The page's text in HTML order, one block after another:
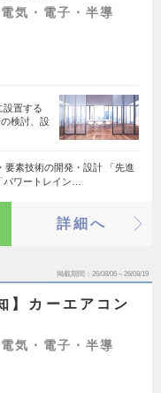
気・電子・半導
設置する
検討、設
要素技術の開発・設計 「先進
ワートレイン…
詳細へ
掲載期間 26/08/06～26/08/19
】カーエアコン
気・電子・半導